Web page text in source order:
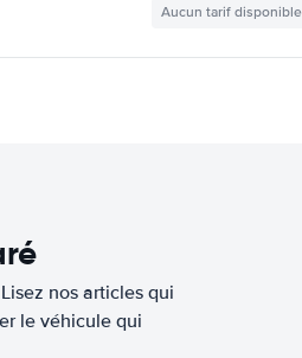
Aucun tarif disponible
nos articles qui
le véhicule qui